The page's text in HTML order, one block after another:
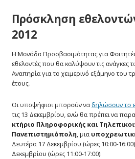
Πρόσκληση
2012
Η Μονάδα Προσβασιμότητας για
εθελοντές που θα καλύψουν τις ανάγκες
Αναπηρία για το χειμερινό εξάμηνο του
έτους.
Οι υποψήφιοι μπορούν να δηλώσουν το
τις 13 Δεκεμβρίου, ενώ θα πρέπει να
κτήριο Πληροφορικής και
Πανεπιστημιόπολη, μια
Δευτέρα 17 Δεκεμβρίου (ώρες 10:00-
Δεκεμβρίου (ώρες 11:00-17:00).